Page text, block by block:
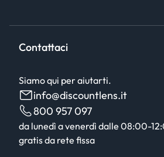
Contattaci
Siamo qui per aiutarti.
info@discountlens.it
800 957 097
da lunedì a venerdì dalle 08:00-
gratis da rete fissa